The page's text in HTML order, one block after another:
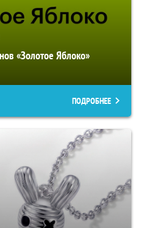
«Золотое Яблоко»
ПОДРОБНЕЕ